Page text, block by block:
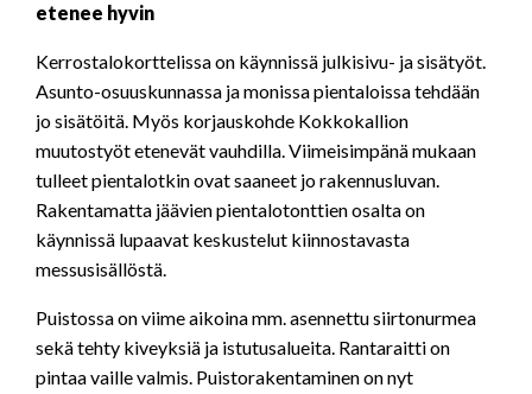
etenee hyvin
Kerrostalokorttelissa on käynnissä julkisivu- ja sisätyöt.
Asunto-osuuskunnassa ja monissa pientaloissa tehdään
jo sisätöitä. Myös korjauskohde Kokkokallion
muutostyöt etenevät vauhdilla. Viimeisimpänä mukaan
tulleet pientalotkin ovat saaneet jo rakennusluvan.
Rakentamatta jäävien pientalotonttien osalta on
käynnissä lupaavat keskustelut kiinnostavasta
messusisällöstä.
Puistossa on viime aikoina mm. asennettu siirtonurmea
sekä tehty kiveyksiä ja istutusalueita. Rantaraitti on
pintaa vaille valmis. Puistorakentaminen on nyt